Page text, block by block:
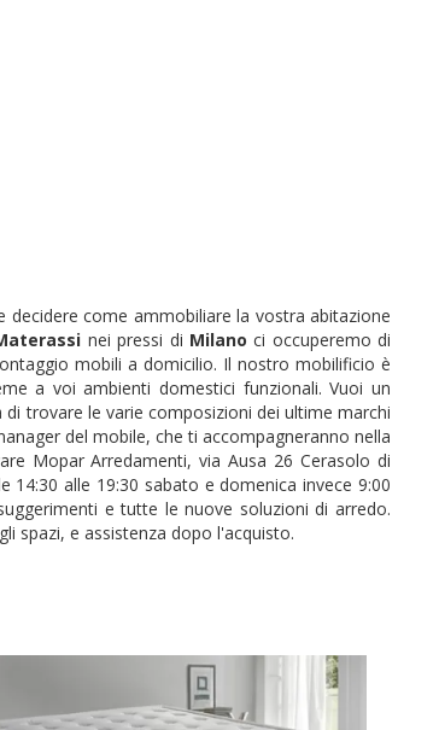
come ammobiliare la vostra abitazione
nei pressi di Milano ci occuperemo di
mobili a domicilio. Il nostro mobilificio è
a voi ambienti domestici funzionali. Vuoi un
trovare le varie composizioni dei ultime marchi
del mobile, che ti accompagneranno nella
Mopar Arredamenti, via Ausa 26 Cerasolo di
14:30 alle 19:30 sabato e domenica invece 9:00
e tutte le nuove soluzioni di arredo.
spazi, e assistenza dopo l'acquisto.